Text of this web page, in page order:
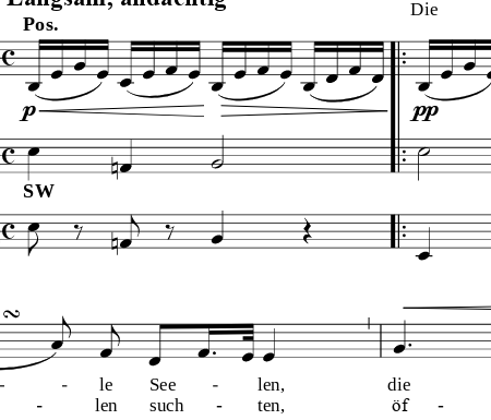
Die
p
Pos.
pp
SW
le
len
See
such
len,
ten,
die
öf
c
c
c